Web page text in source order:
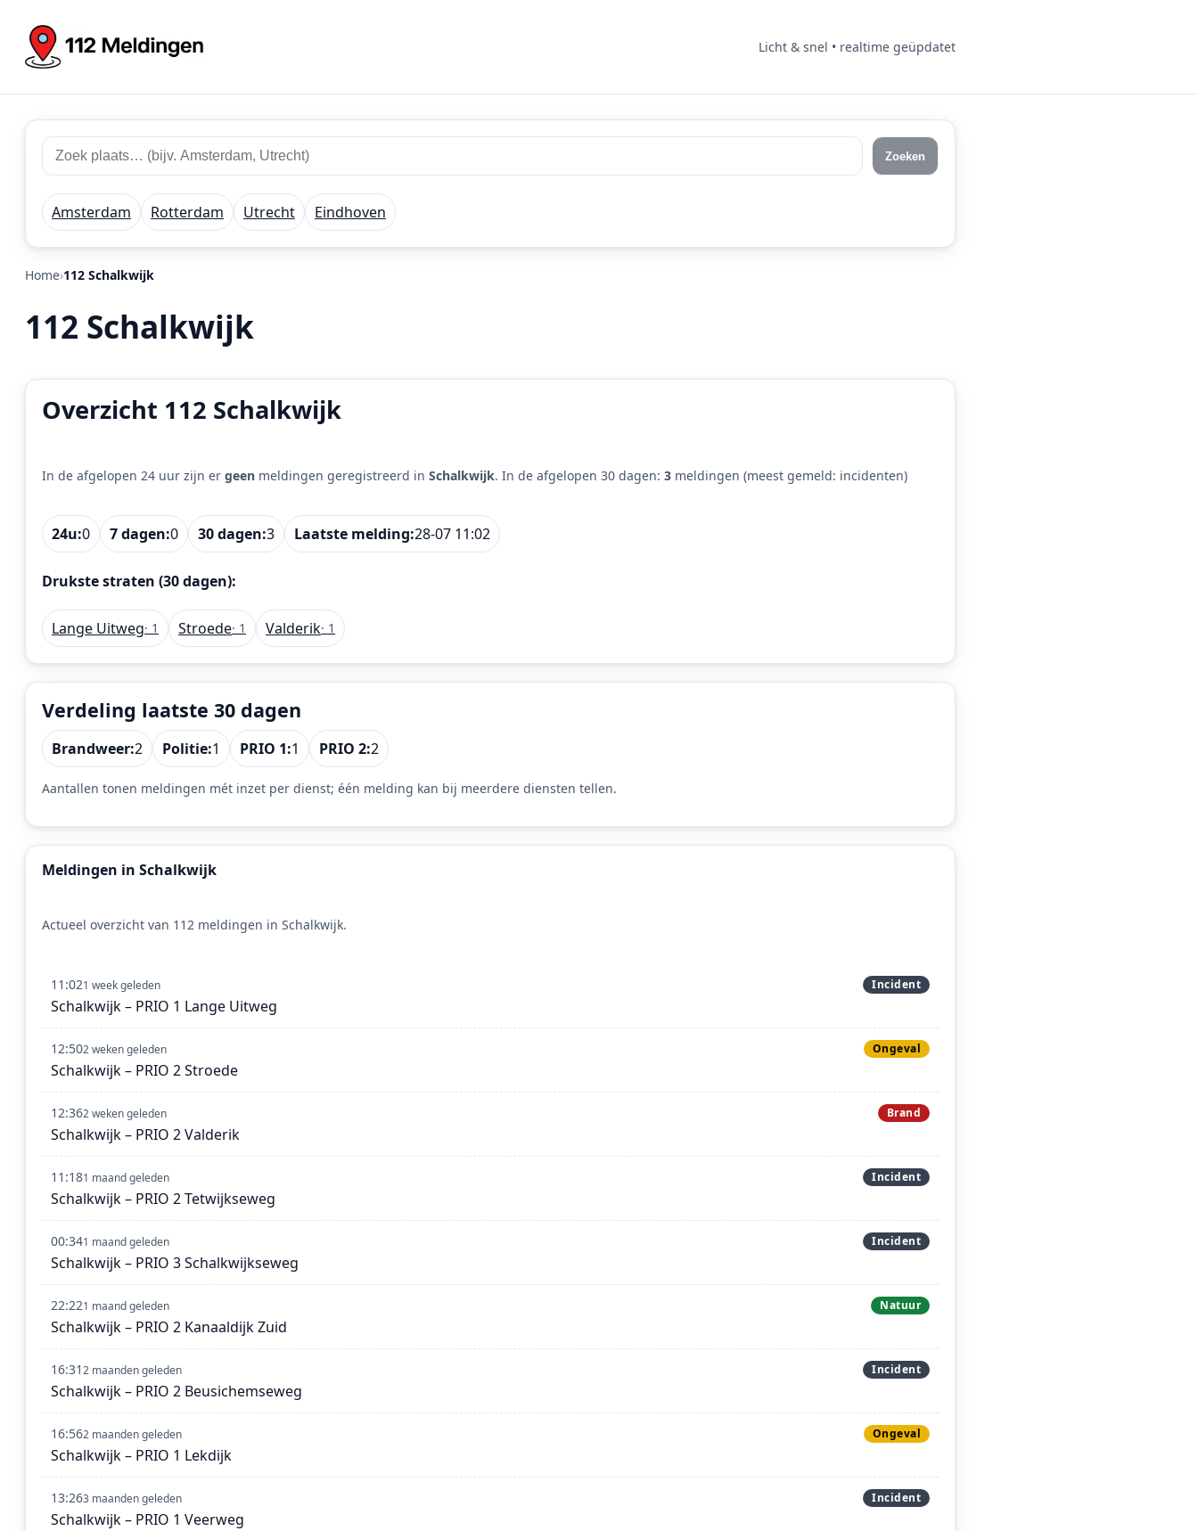
Licht & snel • realtime geüpdatet
Zoek
112
meldingen
Zoek
plaats
regio
Zoeken
Amsterdam Rotterdam Utrecht Eindhoven
Home 112 Schalkwijk
112 Schalkwijk
Overzicht 112 Schalkwijk
In de afgelopen 24 uur zijn er geen meldingen geregistreerd in Schalkwijk. In de afgelopen 30 dagen: 3 meldingen (meest gemeld: incidenten)
24u:0 7 dagen:0 30 dagen:3 Laatste melding:28-07 11:02
Drukste straten (30 dagen):
Lange Uitweg· 1 Stroede· 1 Valderik· 1
Verdeling laatste 30 dagen
Brandweer:2 Politie:1 PRIO 1:1 PRIO 2:2
Aantallen tonen meldingen mét inzet per dienst; één melding kan bij meerdere diensten tellen.
Meldingen in Schalkwijk
Actueel overzicht van 112 meldingen in Schalkwijk.
11:021 week geleden Incident
Schalkwijk – PRIO 1 Lange Uitweg
12:502 weken geleden Ongeval
Schalkwijk – PRIO 2 Stroede
12:362 weken geleden Brand
Schalkwijk – PRIO 2 Valderik
11:181 maand geleden Incident
Schalkwijk – PRIO 2 Tetwijkseweg
00:341 maand geleden Incident
Schalkwijk – PRIO 3 Schalkwijkseweg
22:221 maand geleden Natuur
Schalkwijk – PRIO 2 Kanaaldijk Zuid
16:312 maanden geleden Incident
Schalkwijk – PRIO 2 Beusichemseweg
16:562 maanden geleden Ongeval
Schalkwijk – PRIO 1 Lekdijk
13:263 maanden geleden Incident
Schalkwijk – PRIO 1 Veerweg